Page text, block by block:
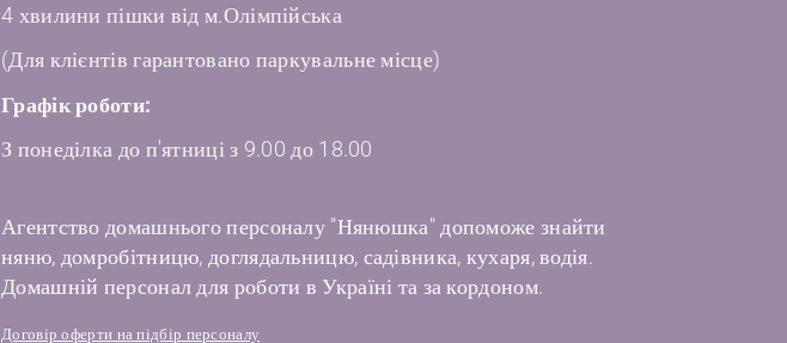
4 хвилини пішки від м.Олімпійська
(Для клієнтів гарантовано паркувальне місце)
Графік роботи:
З понеділка до п'ятниці з 9.00 до 18.00
Агентство домашнього персоналу "Нянюшка" допоможе знайти
няню, домробітницю, доглядальницю, садівника, кухаря, водія.
Домашній персонал для роботи в Україні та за кордоном.
Договір оферти на підбір персоналу